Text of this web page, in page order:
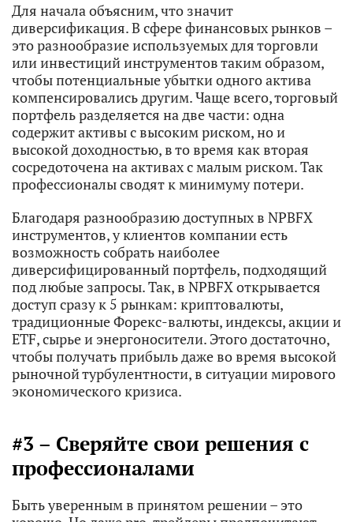
Для начала объясним, что значит
диверсификация. В сфере финансовых рынков –
это разнообразие используемых для торговли
или инвестиций инструментов таким образом,
чтобы потенциальные убытки одного актива
компенсировались другим. Чаще всего, торговый
портфель разделяется на две части: одна
содержит активы с высоким риском, но и
высокой доходностью, в то время как вторая
сосредоточена на активах с малым риском. Так
профессионалы сводят к минимуму потери.
Благодаря разнообразию доступных в NPBFX
инструментов, у клиентов компании есть
возможность собрать наиболее
диверсифицированный портфель, подходящий
под любые запросы. Так, в NPBFX открывается
доступ сразу к 5 рынкам: криптовалюты,
традиционные Форекс-валюты, индексы, акции и
ETF, сырье и энергоносители. Этого достаточно,
чтобы получать прибыль даже во время высокой
рыночной турбулентности, в ситуации мирового
экономического кризиса.
#3 – Сверяйте свои решения с
профессионалами
Быть уверенным в принятом решении – это